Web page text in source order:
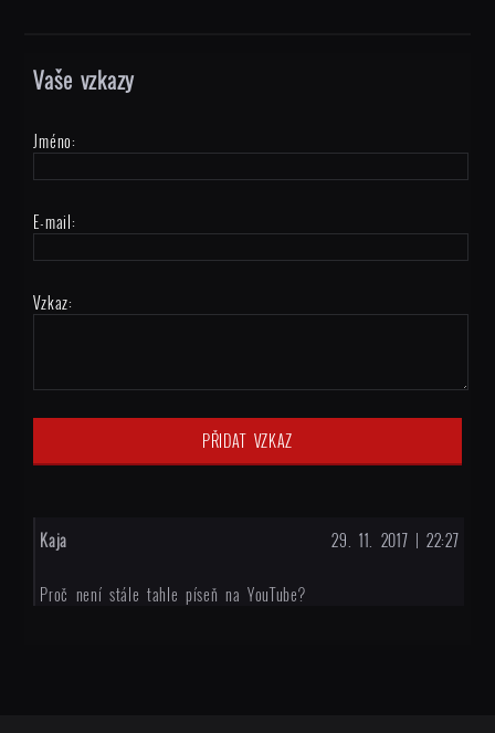
Vaše vzkazy
Jméno:
E-mail:
Vzkaz:
Kaja 29. 11. 2017 | 22:27
Proč není stále tahle píseň na YouTube?